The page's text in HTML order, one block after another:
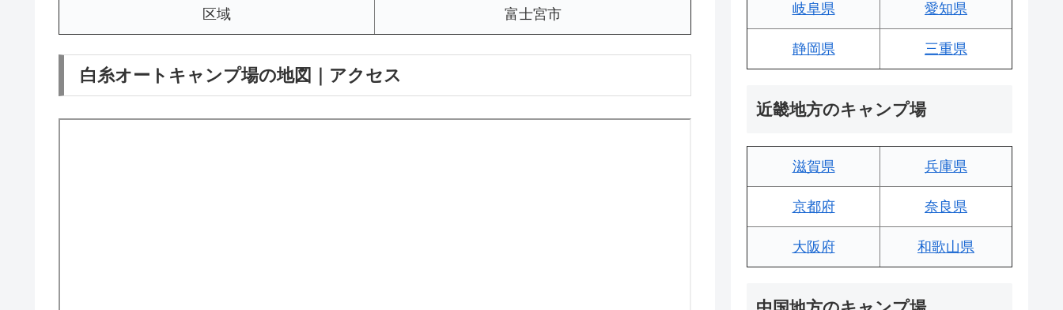
区域 富士宮市
白糸オートキャンプ場の地図｜アクセス
岐阜県 愛知県
静岡県 三重県
近畿地方のキャンプ場
滋賀県 兵庫県
京都府 奈良県
大阪府 和歌山県